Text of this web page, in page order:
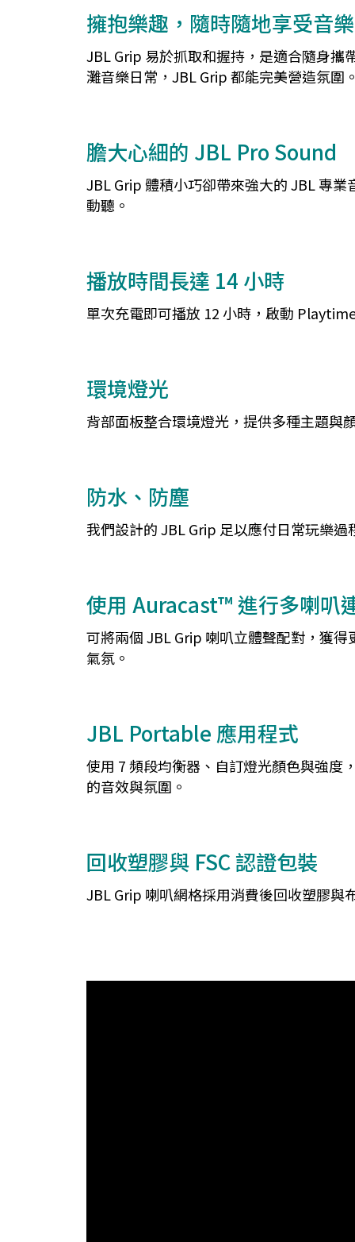
擁抱樂趣，隨時隨地享受音樂
JBL Grip 易於抓取和握持，是適合隨身
灘音樂日常，JBL Grip 都能完美營造氛圍
膽大心細的 JBL Pro Sound
JBL Grip 體積小巧卻帶來強大的 JBL 專
動聽。
播放時間長達 14 小時
單次充電即可播放 12 小時，啟動
環境燈光
背部面板整合環境燈光，提供多種主題與
防水、防塵
我們設計的 JBL Grip 足以應付日常玩樂
使用 Auracast™ 進行多喇叭
可將兩個 JBL Grip 喇叭立體聲配對，獲
氣氛。
JBL Portable 應用程式
使用 7 頻段均衡器、自訂燈光顏色與強度
的音效與氛圍。
回收塑膠與 FSC 認證包裝
JBL Grip 喇叭網格採用消費後回收塑膠與